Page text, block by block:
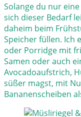
Solange du nur
sich dieser Bedarf
daheim beim
Speicher füllen. Ich
oder Porridge mit
Samen oder auch
Avocadoaufstrich,
süßer magst, mit
Bananenscheiben